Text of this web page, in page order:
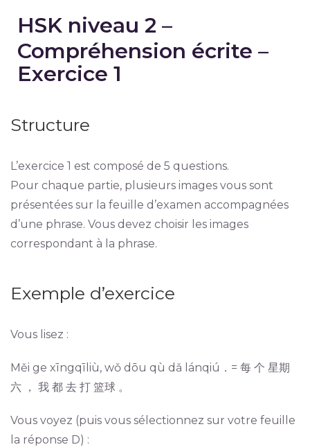
HSK niveau 2 –
Compréhension écrite –
Exercice 1
Structure
L’exercice 1 est composé de 5 questions.
Pour chaque partie, plusieurs images vous sont
présentées sur la feuille d’examen accompagnées
d’une phrase. Vous devez choisir les images
correspondant à la phrase.
Exemple d’exercice
Vous lisez :
Měi ge xīngqīliù, wǒ dōu qù dǎ lánqiú．= 每 个 星期
六 ， 我 都 去 打 篮球 。
Vous voyez (puis vous sélectionnez sur votre feuille
la réponse D) :